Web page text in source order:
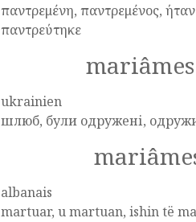
παντρεμένη, παντρεμένος,
παντρεύτηκε
ukrainien
шлюб, були одружені,
albanais
martuar, u martuan, ishin të